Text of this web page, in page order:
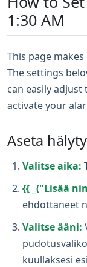
1:30 AM
This page
The settings
can easily
activate your
Aseta
Valitse aika:
{{ _("Lisää
ehdottaneet
Valitse ääni:
kuullaksesi